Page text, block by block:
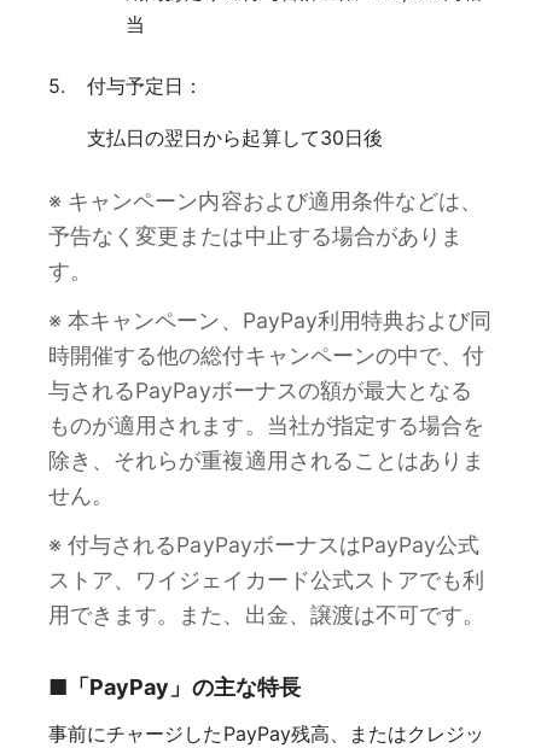
当
付与予定日：
支払日の翌日から起算して30日後
※ キャンペーン内容および適用条件などは、
予告なく変更または中止する場合がありま
す。
※ 本キャンペーン、PayPay利用特典および同
時開催する他の総付キャンペーンの中で、付
与されるPayPayボーナスの額が最大となる
ものが適用されます。当社が指定する場合を
除き、それらが重複適用されることはありま
せん。
※ 付与されるPayPayボーナスはPayPay公式
ストア、ワイジェイカード公式ストアでも利
用できます。また、出金、譲渡は不可です。
■「PayPay」の主な特長
事前にチャージしたPayPay残高、またはクレジッ